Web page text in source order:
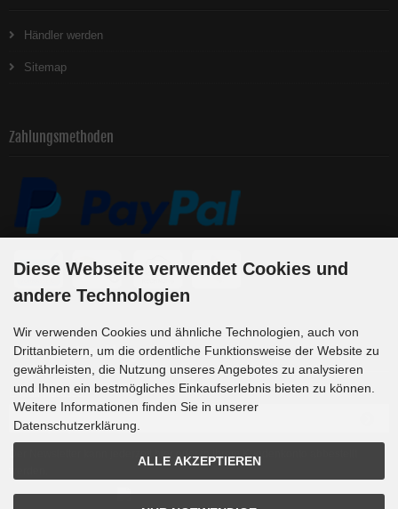
Händler werden
Sitemap
Zahlungsmethoden
Newsletter-Anmeldung
E-Mail-Adresse:
Diese Webseite verwendet Cookies und
andere Technologien
Wir verwenden Cookies und ähnliche Technologien, auch von
Drittanbietern, um die ordentliche Funktionsweise der Website zu
gewährleisten, die Nutzung unseres Angebotes zu analysieren
und Ihnen ein bestmögliches Einkaufserlebnis bieten zu können.
Weitere Informationen finden Sie in unserer
Datenschutzerklärung.
ALLE AKZEPTIEREN